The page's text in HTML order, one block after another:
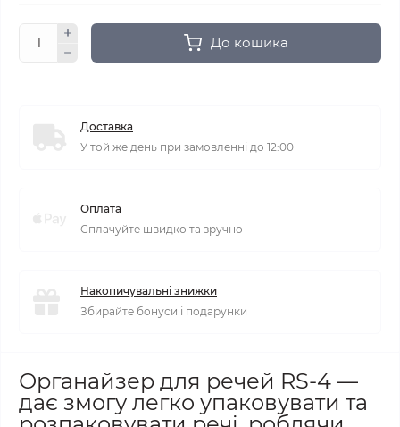
До кошика
Доставка
У той же день при замовленні до 12:00
Оплата
Сплачуйте швидко та зручно
Накопичувальні знижки
Збирайте бонуси і подарунки
Органайзер для речей RS-4 —
дає змогу легко упаковувати та